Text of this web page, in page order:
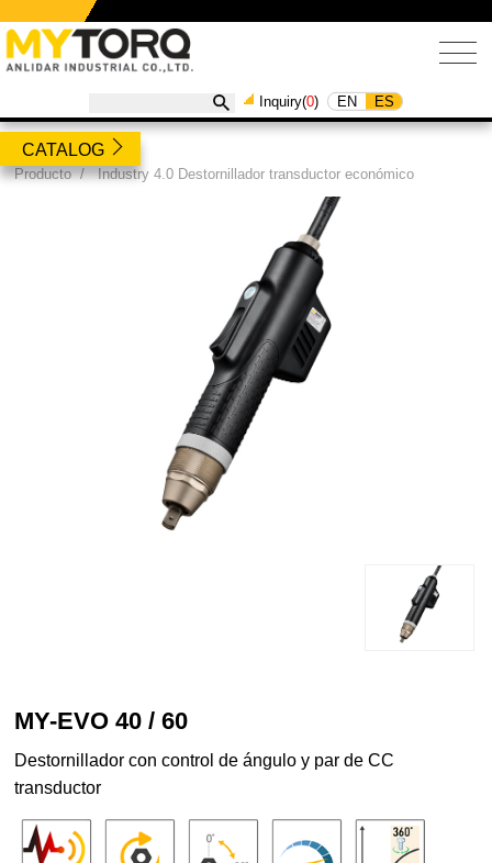
Inquiry(0) EN ES
CATALOG
Producto/Industry 4.0 Destornillador transductor económico
MY-EVO 40 / 60
Destornillador con control de ángulo y par de CC
transductor